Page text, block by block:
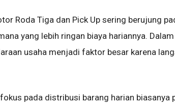
Roda Tiga dan Pick Up sering berujung
yang lebih ringan biaya hariannya.
usaha menjadi faktor besar karena
pada distribusi barang harian biasanya